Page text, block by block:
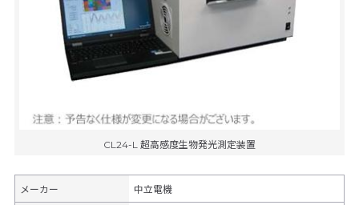
CL24-L 超高感度生物発光測定装置
メーカー 中立電機